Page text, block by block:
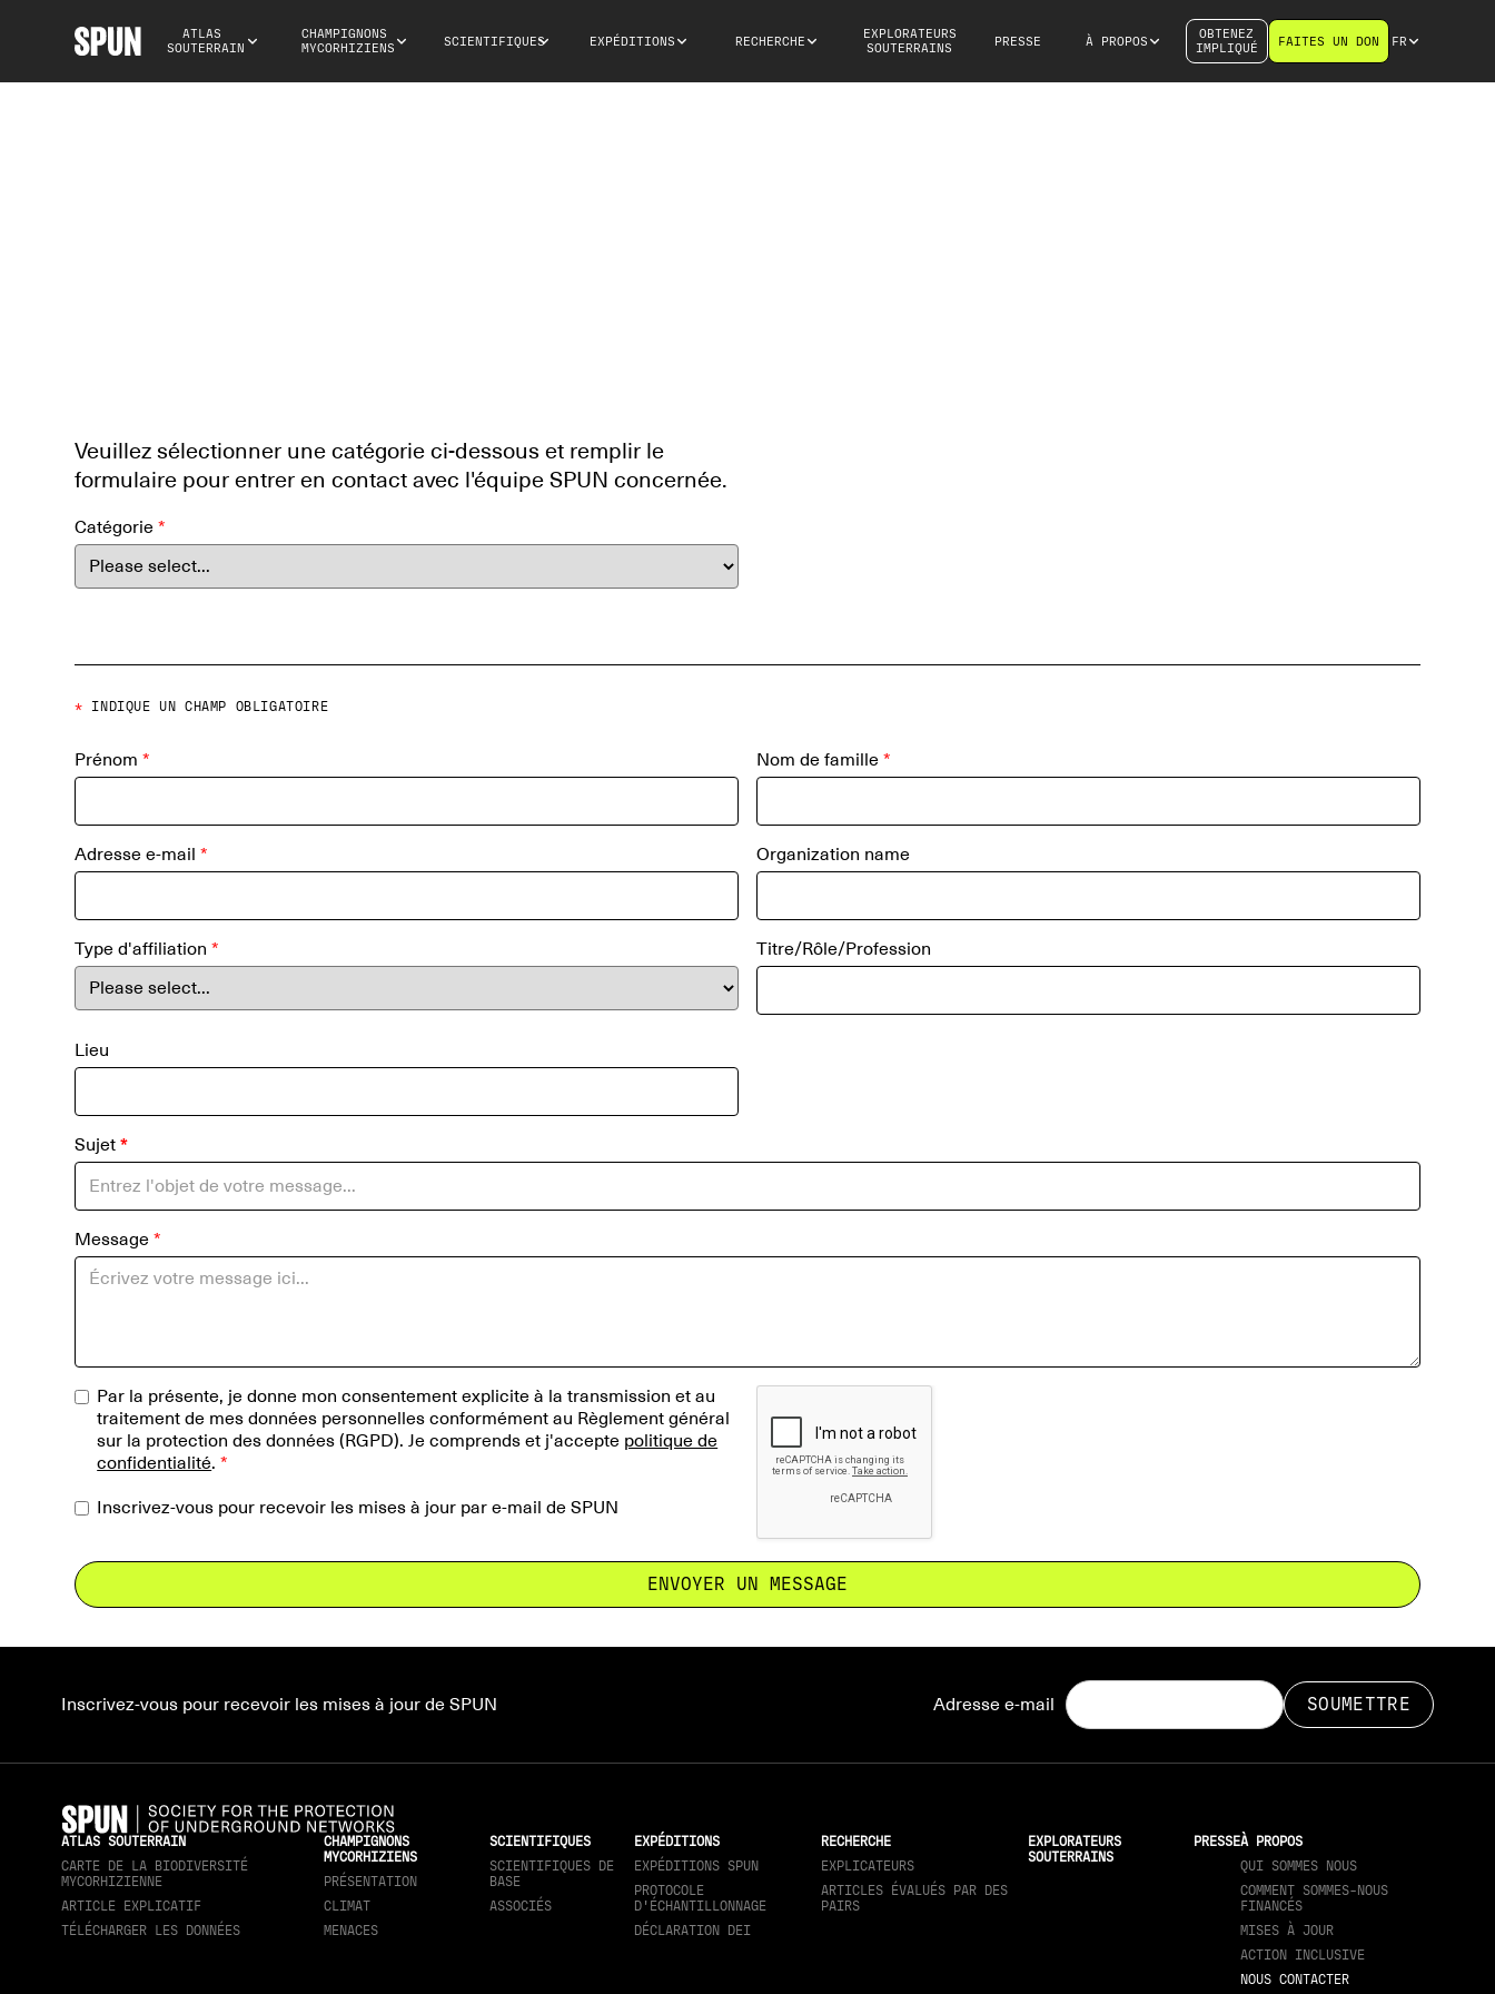
ATLAS
SOUTERRAIN
CHAMPIGNONS
MYCORHIZIENS
SCIENTIFIQUES EXPÉDITIONS RECHERCHE
EXPLORATEURS
SOUTERRAINS
PRESSE À PROPOS
OBTENEZ
IMPLIQUÉ
FAITES UN DON FR
Veuillez sélectionner une catégorie ci-dessous et remplir le
formulaire pour entrer en contact avec l'équipe SPUN concernée.
Catégorie*
* INDIQUE UN CHAMP OBLIGATOIRE
Prénom* Nom de famille *
Adresse e-mail* Organization name
Type d'affiliation* Titre/Rôle/Profession
Lieu
Sujet *
Message*
Par la présente, je donne mon consentement explicite à la transmission et au
traitement de mes données personnelles conformément au Règlement général
sur la protection des données (RGPD). Je comprends et j'accepte politique de
confidentialité.*
Inscrivez-vous pour recevoir les mises à jour par e-mail de SPUN
Inscrivez-vous pour recevoir les mises à jour de SPUN Adresse e-mail
ATLAS SOUTERRAIN
CARTE DE LA BIODIVERSITÉ
MYCORHIZIENNE
ARTICLE EXPLICATIF
TÉLÉCHARGER LES DONNÉES
CHAMPIGNONS
MYCORHIZIENS
PRÉSENTATION
CLIMAT
MENACES
SCIENTIFIQUES
SCIENTIFIQUES DE
BASE
ASSOCIÉS
EXPÉDITIONS
EXPÉDITIONS SPUN
PROTOCOLE
D'ÉCHANTILLONNAGE
DÉCLARATION DEI
RECHERCHE
EXPLICATEURS
ARTICLES ÉVALUÉS PAR DES
PAIRS
EXPLORATEURS
SOUTERRAINS
PRESSEÀ PROPOS
QUI SOMMES NOUS
COMMENT SOMMES-NOUS
FINANCÉS
MISES À JOUR
ACTION INCLUSIVE
NOUS CONTACTER